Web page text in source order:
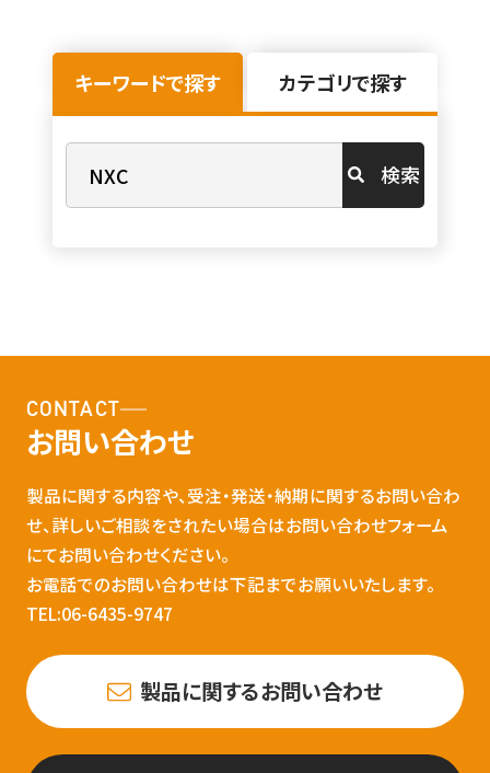
キーワードで探す カテゴリで探す
検索
CONTACT
お問い合わせ
製品に関する内容や、受注・発送・納期に関するお問い合わ
せ、詳しいご相談をされたい場合はお問い合わせフォーム
にてお問い合わせください。
お電話でのお問い合わせは下記までお願いいたします。
TEL:06-6435-9747
製品に関するお問い合わせ